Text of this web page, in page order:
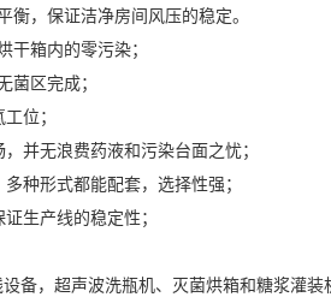
，保证洁净房间风压的稳定。
箱内的零污染；
区完成；
位；
并无浪费药液和污染台面之忧；
种形式都能配套，选择性强；
生产线的稳定性；
备，超声波洗瓶机、灭菌烘箱和糖浆灌